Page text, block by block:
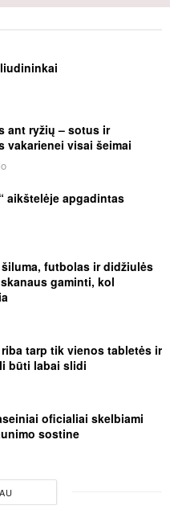
ant ryžių – sotus ir
vakarienei visai šeimai
aikštelėje apgadintas
futbolas ir didžiulės
gaminti, kol
tarp tik vienos tabletės ir
būti labai slidi
oficialiai skelbiami
sostine